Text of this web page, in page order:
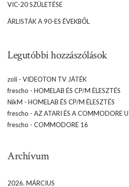
VIC-20 SZÜLETÉSE
ÁRLISTÁK A 90-ES ÉVEKBŐL
Legutóbbi hozzászólások
zoli - VIDEOTON TV JÁTÉK
frescho - HOMELAB ÉS CP/M ÉLESZTÉS
NikM - HOMELAB ÉS CP/M ÉLESZTÉS
frescho - AZ ATARI ÉS A COMMODORE
frescho - COMMODORE 16
Archívum
2026. MÁRCIUS